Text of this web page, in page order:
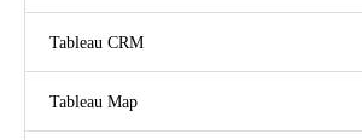
Tableau CRM
Tableau Map